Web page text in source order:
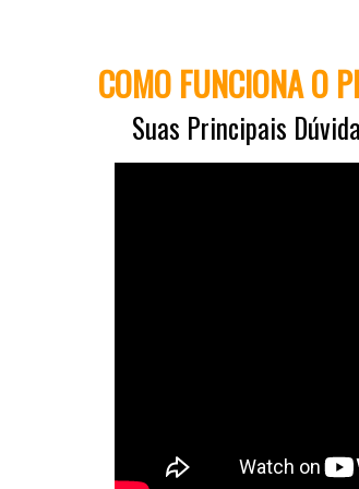
COMO FUNCIONA O
Suas Principais